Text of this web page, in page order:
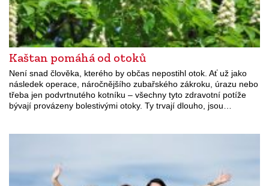
Kaštan pomáhá od otoků
Není snad člověka, kterého by občas nepostihl otok. Ať už jako
následek operace, náročnějšího zubařského zákroku, úrazu nebo
třeba jen podvrtnutého kotníku – všechny tyto zdravotní potíže
bývají provázeny bolestivými otoky. Ty trvají dlouho, jsou…